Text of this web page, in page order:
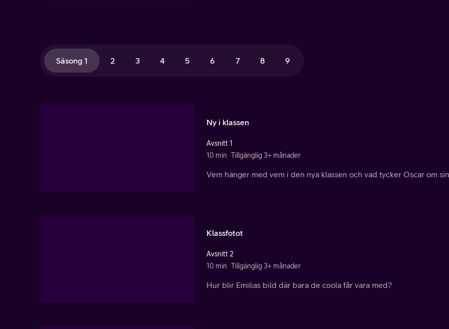
Säsong 1 2 3 4 5 6 7 8 9
Ny i klassen
Avsnitt 1
10 min Tillgänglig 3+ månader
Vem hänger med vem i den nya klassen och vad tycker Oscar om
Klassfotot
Avsnitt 2
10 min Tillgänglig 3+ månader
Hur blir Emilias bild där bara de coola får vara med?